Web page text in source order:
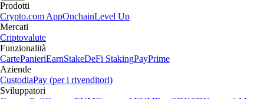
Prodotti
Crypto.com AppOnchainLevel Up
Mercati
Criptovalute
Funzionalità
CartePanieriEarnStakeDeFi StakingPayPrime
Aziende
CustodiaPay (per i rivenditori)
Sviluppatori